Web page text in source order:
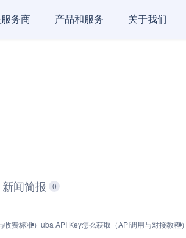
务商 产品和服务 关于我们
新闻简报 0
费标准） uba API Key怎么获取（API调用与对接教程）